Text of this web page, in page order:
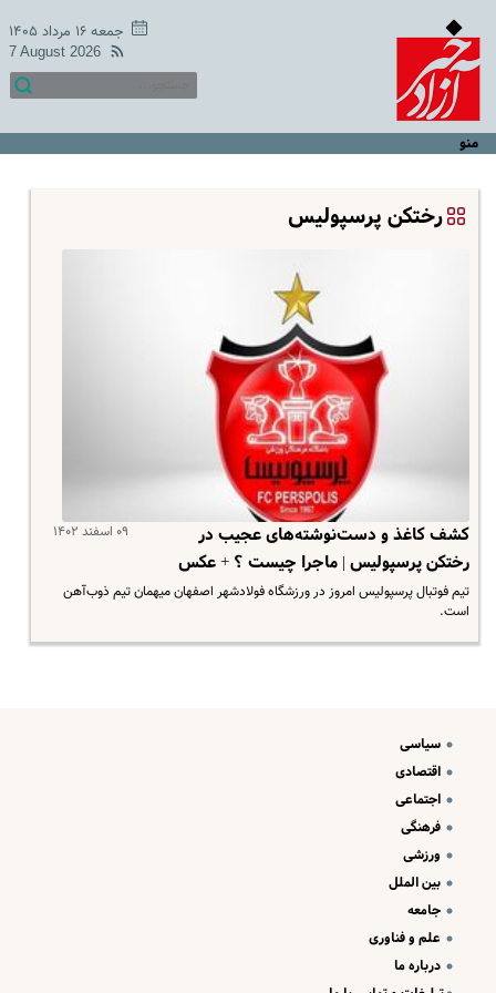
جمعه ۱۶ مرداد ۱۴۰۵
7 August 2026
منو
رختکن پرسپولیس
۰۹ اسفند ۱۴۰۲
کشف کاغذ و دست‌نوشته‌های عجیب در
رختکن پرسپولیس | ماجرا چیست ؟ + عکس
تیم فوتبال پرسپولیس امروز در ورزشگاه فولادشهر اصفهان میهمان تیم ذوب‌آهن
است.
سیاسی
اقتصادی
اجتماعی
فرهنگی
ورزشی
بین الملل
جامعه
علم و فناوری
درباره ما